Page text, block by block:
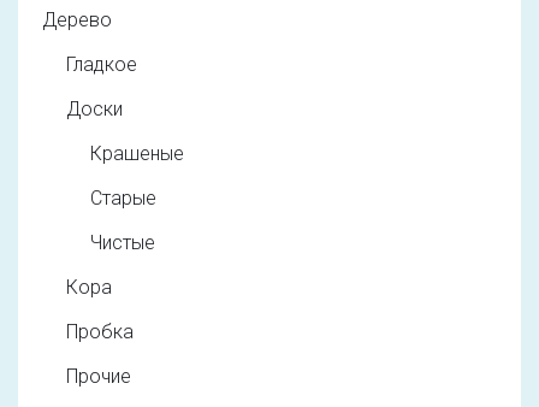
Дерево
Гладкое
Доски
Крашеные
Старые
Чистые
Кора
Пробка
Прочие